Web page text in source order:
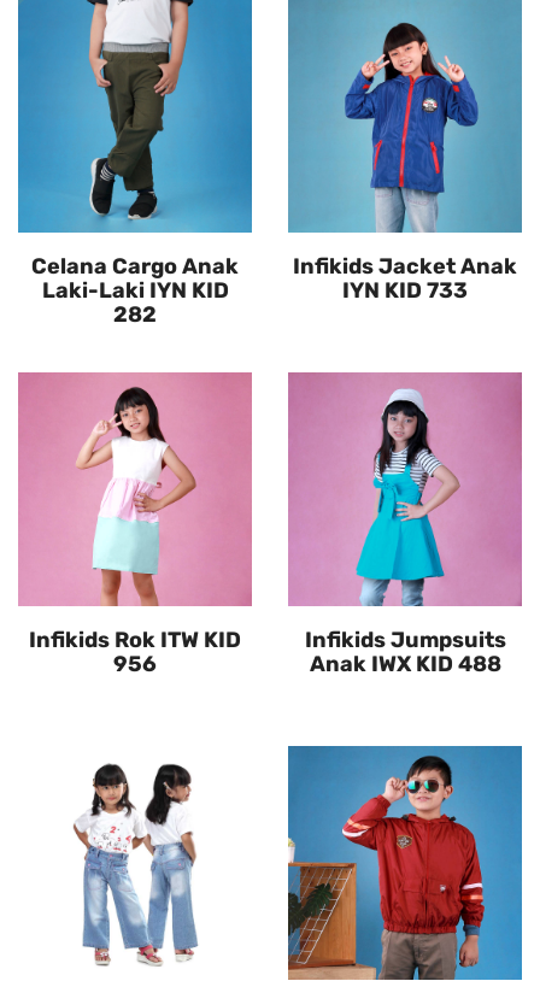
Celana Cargo Anak
Laki-Laki IYN KID
282
Infikids Jacket Anak
IYN KID 733
Infikids Rok ITW KID
956
Infikids Jumpsuits
Anak IWX KID 488